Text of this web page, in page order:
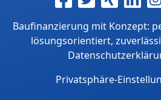
Baufinanzierung mit Konzept:
lösungsorientiert,
Privatsphäre-